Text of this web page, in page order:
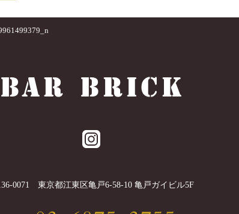
0071 東京都江東区亀戸6-58-10 亀戸ガイビル5F